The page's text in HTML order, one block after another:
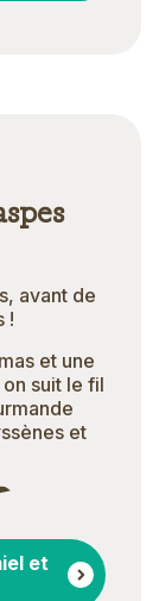
avant de
!
et une
suit le fil
et
et